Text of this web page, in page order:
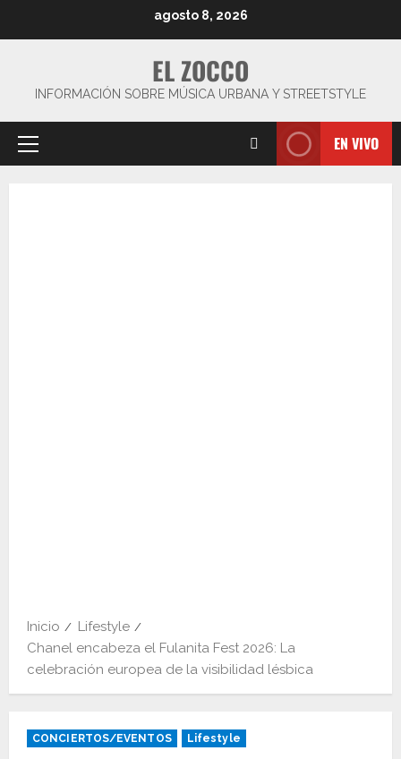
agosto 8, 2026
EL ZOCCO
INFORMACIÓN SOBRE MÚSICA URBANA Y STREETSTYLE
Menú
EN VIVO
Inicio
Lifestyle
Chanel encabeza el Fulanita Fest 2026: La
celebración europea de la visibilidad lésbica
CONCIERTOS/EVENTOS Lifestyle